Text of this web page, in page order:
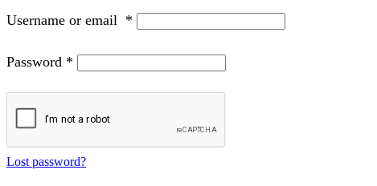
Username or email *
Password *
Lost password?